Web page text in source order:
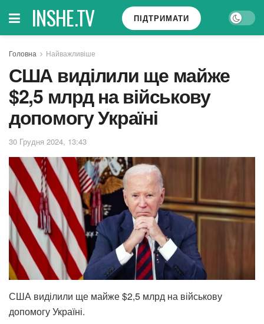
INSHE.TV ПІДТРИМАТИ
Головна Найважливіше
США виділили ще майже
$2,5 млрд на військову
допомогу Україні
30 Грудня 2024, 13:43
США виділили ще майже $2,5 млрд на військову
допомогу Україні.